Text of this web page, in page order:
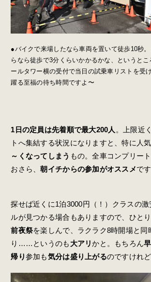
●バイクで来場したなら車両を置いて徒歩10秒
らなら徒歩で3分くらいかかるかな、というとこ
ールタワー横の受付で当日の試乗車リストを受
躍る至福の待ち時間ですよ〜
1日の定員は先着順で最大200人 。上限近
トへ集結する状況になりますと、特に人
～くなってしまう もの。全車コンプリー
おさら、朝イチからの参加がオススメです
探せば近くに1泊3000円（！）クラスの
ルが見つかる場合もありますので、ひと
前夜祭を楽しんで、ラクラク8時開場と同
り……というのも 大アリかと。もちろん
帰り参加も気分は盛り上がるのですけれど